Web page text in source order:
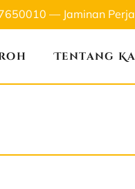
— Jaminan
Tentang